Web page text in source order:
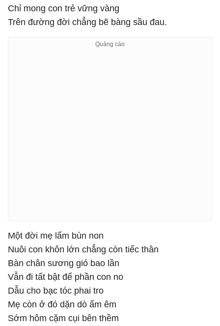
Chỉ mong con trẻ vững vàng
Trên đường đời chẳng bẽ bàng sầu đau.
Một đời mẹ lấm bùn non
Nuôi con khôn lớn chẳng còn tiếc thân
Bàn chân sương gió bao lần
Vẫn đi tất bật để phần con no
Dẫu cho bạc tóc phai tro
Mẹ còn ở đó dặn dò ấm êm
Sớm hôm cặm cụi bên thềm